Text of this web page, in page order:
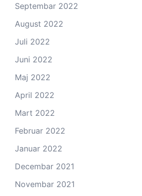
Septembar 2022
August 2022
Juli 2022
Juni 2022
Maj 2022
April 2022
Mart 2022
Februar 2022
Januar 2022
Decembar 2021
Novembar 2021